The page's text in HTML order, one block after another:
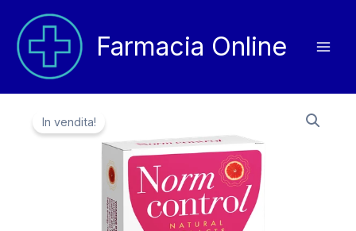
contenuto
Farmacia Online
In vendita!